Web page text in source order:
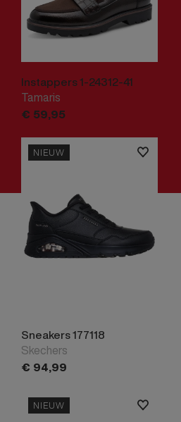
Instappers 1-24312-41
Tamaris
€ 59,95
NIEUW
Sneakers 177118
Skechers
€ 94,99
NIEUW